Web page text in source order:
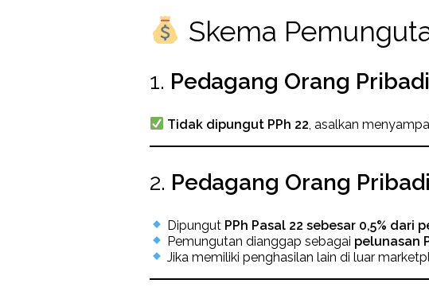
Skema
1. Pedagang Orang
Tidak dipungut PPh 22 , asalkan
2. Pedagang Orang
Dipungut PPh Pasal 22 sebesar 0,5% dari
Pemungutan dianggap sebagai pelunasan
Jika memiliki penghasilan lain di luar